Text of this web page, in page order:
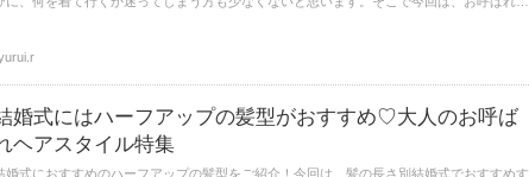
婚式にはハーフアップの髪型がおすすめ♡大人のお呼ば
ヘアスタイル特集
婚式におすすめのハーフアップの髪型をご紹介！今回は、髪の長さ別結婚式でおすすめす